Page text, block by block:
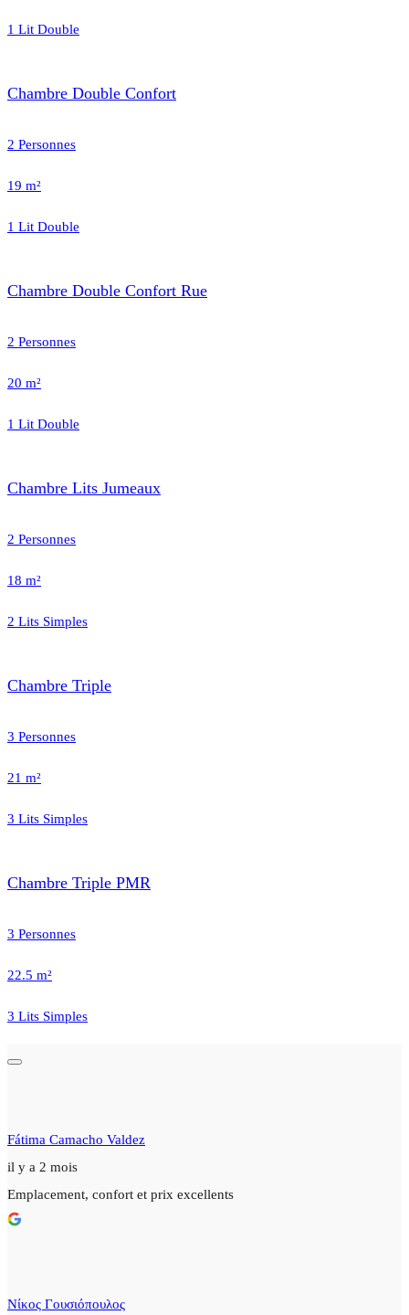
1 Lit Double
Chambre Double Confort
2 Personnes
19 m²
1 Lit Double
Chambre Double Confort Rue
2 Personnes
20 m²
1 Lit Double
Chambre Lits Jumeaux
2 Personnes
18 m²
2 Lits Simples
Chambre Triple
3 Personnes
21 m²
3 Lits Simples
Chambre Triple PMR
3 Personnes
22.5 m²
3 Lits Simples
Fátima Camacho Valdez
il y a 2 mois
Emplacement, confort et prix excellents
Νίκος Γουσιόπουλος